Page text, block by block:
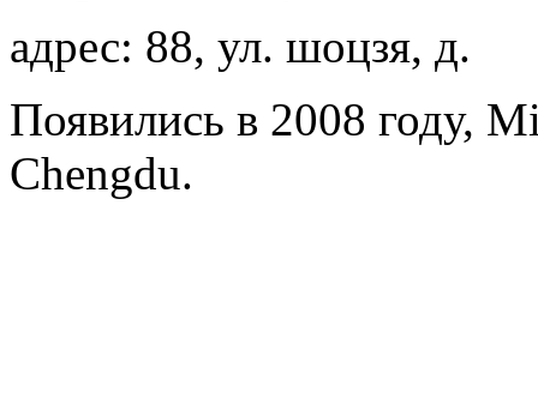
адрес: 88, ул. шоцзя, д.
Появились в 2008 году,
Chengdu.